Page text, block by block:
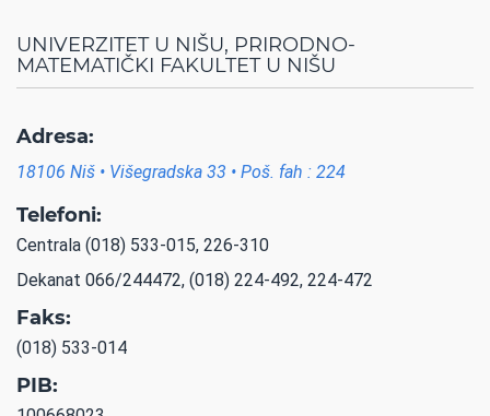
UNIVERZITET U NIŠU, PRIRODNO-
MATEMATIČKI FAKULTET U NIŠU
Adresa:
18106 Niš • Višegradska 33 • Poš. fah : 224
Telefoni:
Centrala (018) 533-015, 226-310
Dekanat 066/244472, (018) 224-492, 224-472
Faks:
(018) 533-014
PIB: